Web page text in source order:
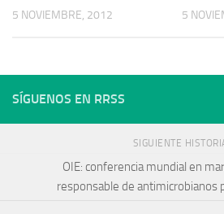
5 NOVIEMBRE, 2012 5
SÍGUENOS EN RRSS
SIGUIENTE
OIE: conferencia mundial en
responsable de antimicrobianos